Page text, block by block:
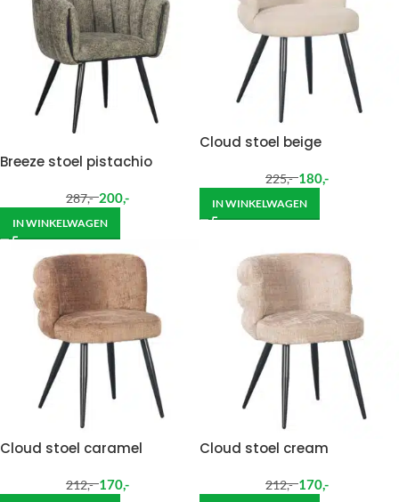
Breeze stoel pistachio
287,- 200,-
IN WINKELWAGEN
Cloud stoel beige
225,- 180,-
IN WINKELWAGEN
Cloud stoel caramel
212,- 170,-
Cloud stoel cream
212,- 170,-